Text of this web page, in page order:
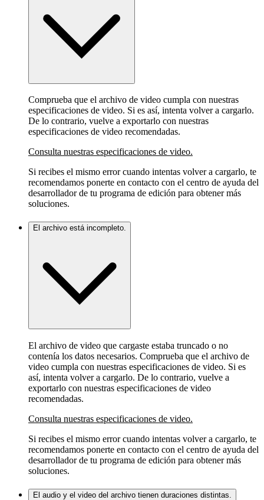
Comprueba que el archivo de video cumpla con nuestras
especificaciones de video. Si es así, intenta volver a cargarlo.
De lo contrario, vuelve a exportarlo con nuestras
especificaciones de video recomendadas.
Consulta nuestras especificaciones de video.
Si recibes el mismo error cuando intentas volver a cargarlo, te
recomendamos ponerte en contacto con el centro de ayuda del
desarrollador de tu programa de edición para obtener más
soluciones.
El archivo está incompleto.
El archivo de video que cargaste estaba truncado o no
contenía los datos necesarios. Comprueba que el archivo de
video cumpla con nuestras especificaciones de video. Si es
así, intenta volver a cargarlo. De lo contrario, vuelve a
exportarlo con nuestras especificaciones de video
recomendadas.
Consulta nuestras especificaciones de video.
Si recibes el mismo error cuando intentas volver a cargarlo, te
recomendamos ponerte en contacto con el centro de ayuda del
desarrollador de tu programa de edición para obtener más
soluciones.
El audio y el video del archivo tienen duraciones distintas.